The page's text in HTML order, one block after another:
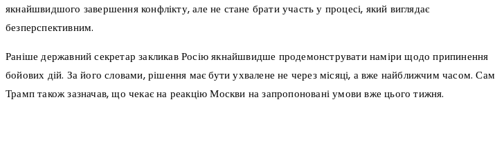
якнайшвидшого завершення конфлікту, але не стане брати участь у процесі, який виглядає
безперспективним.
Раніше державний секретар закликав Росію якнайшвидше продемонструвати наміри щодо припинення
бойових дій. За його словами, рішення має бути ухвалене не через місяці, а вже найближчим часом. Сам
Трамп також зазначав, що чекає на реакцію Москви на запропоновані умови вже цього тижня.